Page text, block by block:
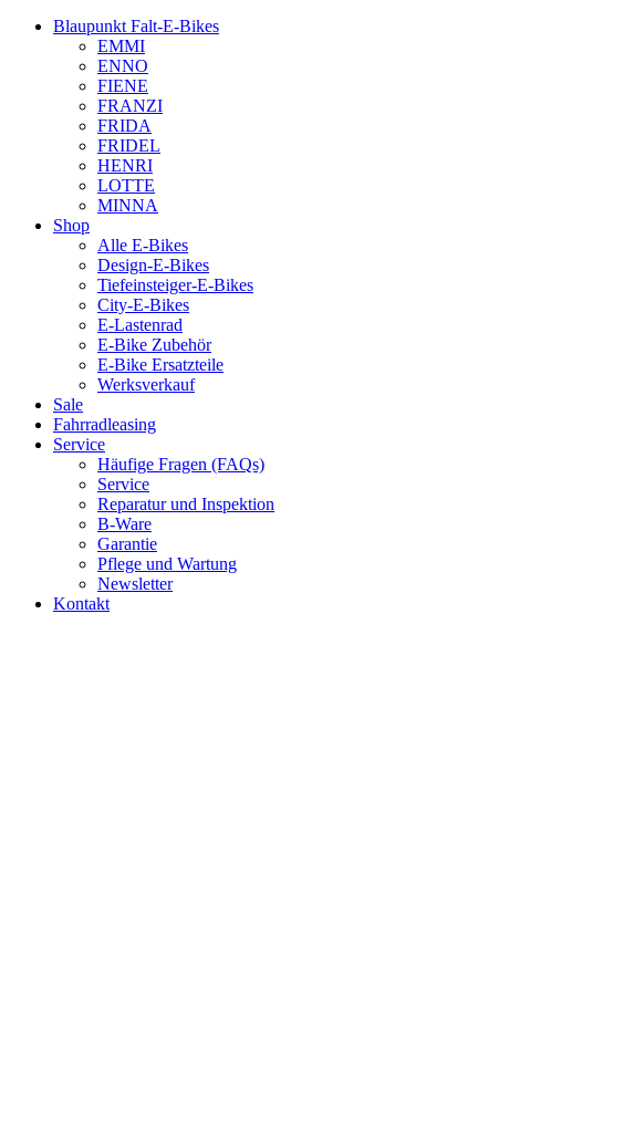
Blaupunkt Falt-E-Bikes
EMMI
ENNO
FIENE
FRANZI
FRIDA
FRIDEL
HENRI
LOTTE
MINNA
Shop
Alle E-Bikes
Design-E-Bikes
Tiefeinsteiger-E-Bikes
City-E-Bikes
E-Lastenrad
E-Bike Zubehör
E-Bike Ersatzteile
Werksverkauf
Sale
Fahrradleasing
Service
Häufige Fragen (FAQs)
Service
Reparatur und Inspektion
B-Ware
Garantie
Pflege und Wartung
Newsletter
Kontakt